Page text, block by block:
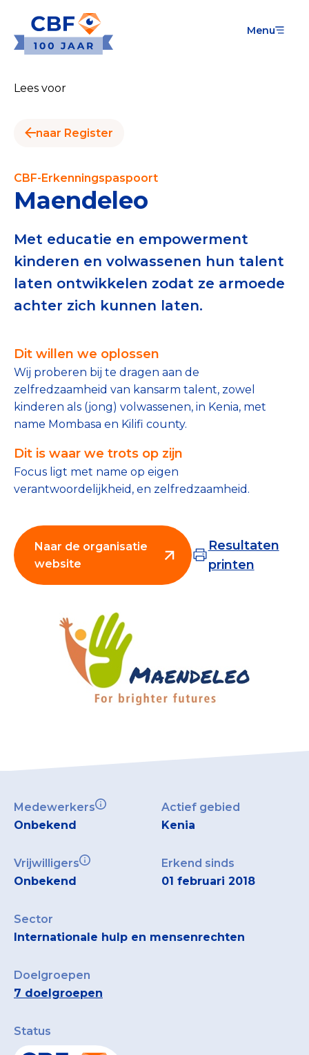
Menu
Goede Doelen
CBF-Erkenning aanvragen
Publiek
Veilig geven met het CBF-keurmerk
Check het CBF-keurmerk van een goed doel
Download de Geef Gerust Checklist
Data & Onderzoek
Betrouwbare data over goede doelen
CBF-publicaties
State of the Sector
Het Nederlandse Donateurspanel
Contact & Signalen
Check keurmerk goede doelen
Collecterooster/wervingrooster
Veelgestelde vragen
Register Erkende Donatieplatformen
Lees voor
naar Register
CBF-Erkenningspaspoort
Maendeleo
Met educatie en empowerment
kinderen en volwassenen hun talent
laten ontwikkelen zodat ze armoede
achter zich kunnen laten.
Dit willen we oplossen
Wij proberen bij te dragen aan de
zelfredzaamheid van kansarm talent, zowel
kinderen als (jong) volwassenen, in Kenia, met
name Mombasa en Kilifi county.
Dit is waar we trots op zijn
Focus ligt met name op eigen
verantwoordelijkheid, en zelfredzaamheid.
Naar de organisatie
website
Resultaten
printen
Medewerkers
Onbekend
Actief gebied
Kenia
Vrijwilligers
Onbekend
Erkend sinds
01 februari 2018
Sector
Internationale hulp en mensenrechten
Doelgroepen
7 doelgroepen
Status